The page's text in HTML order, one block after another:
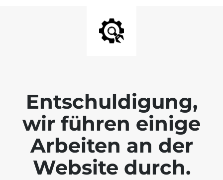
Entschuldigung,
wir führen einige
Arbeiten an der
Website durch.